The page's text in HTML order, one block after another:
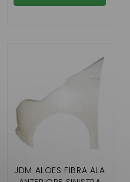
JDM ALOES FIBRA ALA